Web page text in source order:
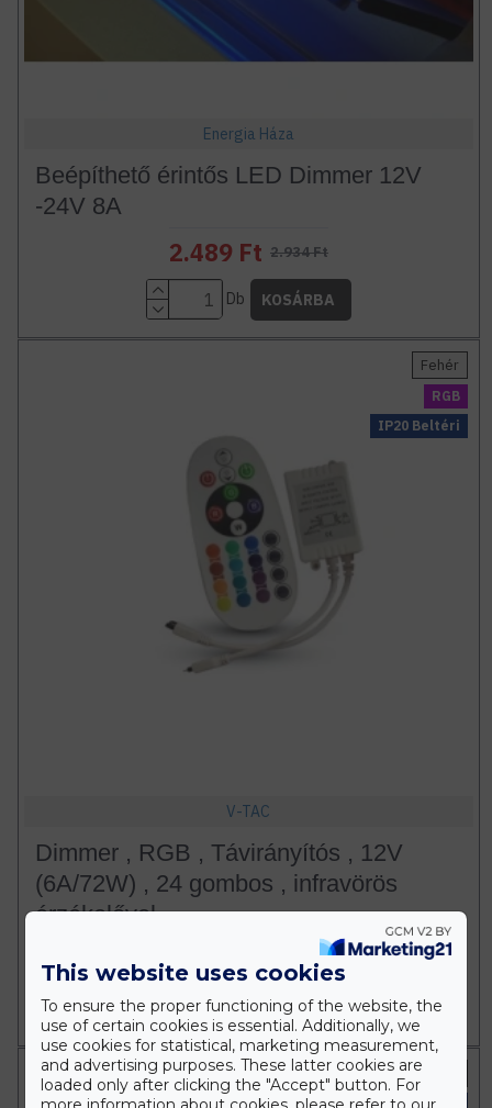
Energia Háza
Beépíthető érintős LED Dimmer 12V
-24V 8A
2.489 Ft 2.934 Ft
Db KOSÁRBA
RGB
IP20 Beltéri
Fehér
V-TAC
Dimmer , RGB , Távirányítós , 12V
(6A/72W) , 24 gombos , infravörös
érzékelővel
Db KOSÁRBA
IP20 Beltéri
Fehér
This website uses cookies
To ensure the proper functioning of the website, the
use of certain cookies is essential. Additionally, we
use cookies for statistical, marketing measurement,
and advertising purposes. These latter cookies are
loaded only after clicking the "Accept" button. For